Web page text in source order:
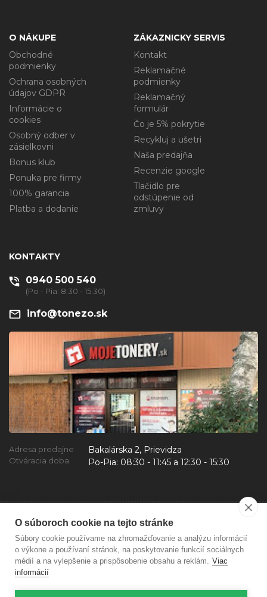
O súboroch cookie na tejto stránke
Súbory cookie používame na zhromažďovanie a analýzu informácií
o výkone a používaní stránok, na poskytovanie funkcií sociálnych
médií a na vylepšenie a prispôsobenie obsahu a reklám. Viac
informácií
O NÁKUPE
Obchodné
podmienky
Ochrana osobných
údajov GDPR
Informácie o
cookies
Osobný odber v
zásielkovni
Bonus klub
Ponuka pre firmy
100% garancia
Platba a dodanie
ZÁKAZNICKY SERVIS
Kontakt
Reklamačné
podmienky
Reklamačný
formulár
Čo je 5% pokrytie
Recykluj a ušetri
Naša predajňa
Recenzie google
Tlačidlo pre
odstúpenie od
zmluvy
KONTAKTY
0940 500 540
(Po - Pia: 8:30 - 15:30)
info@tonezo.sk
Adresa predajne Bakalárska 2, Prievidza
Otváracia doba Po-Pia: 08:30 - 11:45 a 12:30 - 15:30